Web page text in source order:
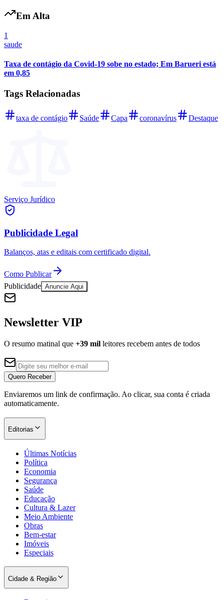
Portal Educacional
Panorama Econômico
Panorama Econômico
Para Sua Empresa
Anuncie no Portal
Verificar EmpresaNovo
MLB
NBB
Competições de Futebol
Brasileirão Série A
Brasileirão Série B
Paulistão
Copa América
Premier League
Bundesliga
Mundial 2026
Em Alta
1
saude
Taxa de contágio da Covid-19 sobe no estado; Em Barueri está
em 0,85
Tags Relacionadas
taxa de contágio Saúde Capa coronavírus Destaque
Serviço Jurídico
Publicidade Legal
Balanços, atas e editais com certificado digital.
Como Publicar
Publicidade Anuncie Aqui
Newsletter VIP
O resumo matinal que +39 mil leitores recebem antes de todos
Quero Receber
Enviaremos um link de confirmação. Ao clicar, sua conta é criada
automaticamente.
Editorias
Últimas Notícias
Política
Economia
Segurança
Saúde
Educação
Cultura & Lazer
Meio Ambiente
Obras
Bem-estar
Imóveis
Especiais
Cidade & Região